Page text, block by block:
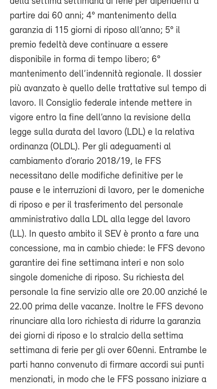
partire dai 60 anni; 4° mantenimento della
garanzia di 115 giorni di riposo all’anno; 5° il
premio fedeltà deve continuare a essere
disponibile in forma di tempo libero; 6°
mantenimento dell’indennità regionale. Il dossier
più avanzato è quello delle trattative sul tempo di
lavoro. Il Consiglio federale intende mettere in
vigore entro la fine dell’anno la revisione della
legge sulla durata del lavoro (LDL) e la relativa
ordinanza (OLDL). Per gli adeguamenti al
cambiamento d’orario 2018/19, le FFS
necessitano delle modifiche definitive per le
pause e le interruzioni di lavoro, per le domeniche
di riposo e per il trasferimento del personale
amministrativo dalla LDL alla legge del lavoro
(LL). In questo ambito il SEV è pronto a fare una
concessione, ma in cambio chiede: le FFS devono
garantire dei fine settimana interi e non solo
singole domeniche di riposo. Su richiesta del
personale la fine servizio alle ore 20.00 anziché le
22.00 prima delle vacanze. Inoltre le FFS devono
rinunciare alla loro richiesta di ridurre la garanzia
dei giorni di riposo e lo stralcio della settima
settimana di ferie per gli over 60enni. Entrambe le
parti hanno convenuto di firmare accordi sui punti
menzionati, in modo che le FFS possano iniziare a